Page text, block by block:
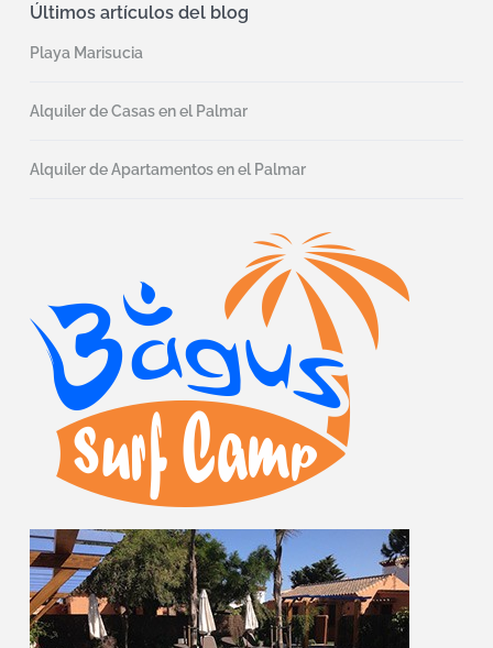
Últimos artículos del blog
Playa Marisucia
Alquiler de Casas en el Palmar
Alquiler de Apartamentos en el Palmar